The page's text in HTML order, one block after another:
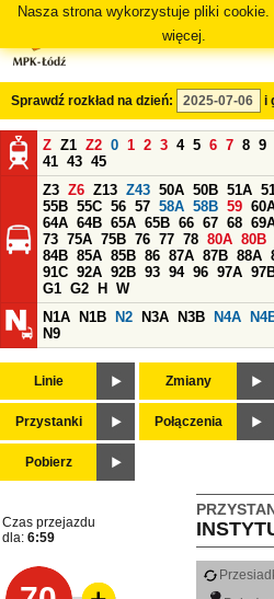
Nasza strona wykorzystuje pliki cookie.
więcej.
Sprawdź rozkład na dzień: i
Z Z1 Z2 0 1 2 3 4 5 6 7 8 9
41 43 45
Z3 Z6 Z13 Z43 50A 50B 51A
55B 55C 56 57 58A 58B 59
64A 64B 65A 65B 66 67 68
73 75A 75B 76 77 78 80A 80B
84B 85A 85B 86 87A 87B 88A
91C 92A 92B 93 94 96 97A
G1 G2 H
W
N1A
N1B N2 N3A N3B N4A
N9
Linie Zmiany
Przystanki Połączenia
Pobierz
Czas przejazdu
dla: 6:59